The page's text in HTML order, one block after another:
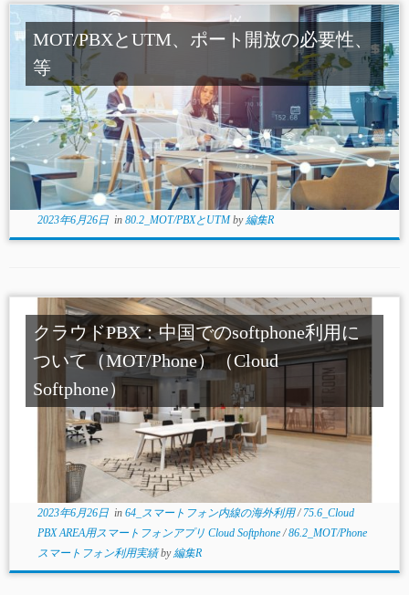
MOT/PBXとUTM、ポート開放の必要性、
等
2023年6月26日in 80.2_MOT/PBXとUTMby編集R
クラウドPBX：中国でのsoftphone利用に
ついて（MOT/Phone）（Cloud
Softphone）
2023年6月26日in 64_スマートフォン内線の海外利用/ 75.6_Cloud
PBX AREA用スマートフォンアプリ Cloud Softphone/86.2_MOT/Phone
スマートフォン利用実績by編集R